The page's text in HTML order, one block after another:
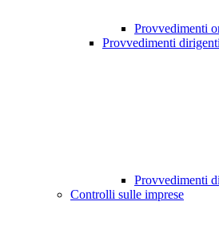
Provvedimenti
Provvedimenti
Provvedimenti
Controlli sulle imprese